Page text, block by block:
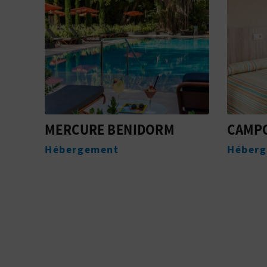
CAMPOSOL
Hébergement